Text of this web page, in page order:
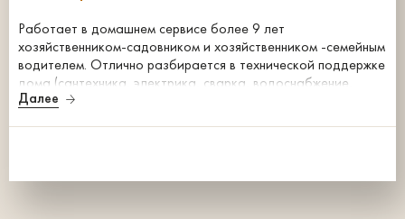
Работает в домашнем сервисе более 9 лет
хозяйственником-садовником и хозяйственником -семейным
водителем. Отлично разбирается в технической поддержке
дома (сантехника, электрика, сварка, водоснабжение,
монтаж и установка бытовой техники), обслуживает
Далее